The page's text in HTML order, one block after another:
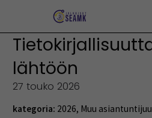
lähtöön
27 touko 2026
kategoria: 2026, Muu